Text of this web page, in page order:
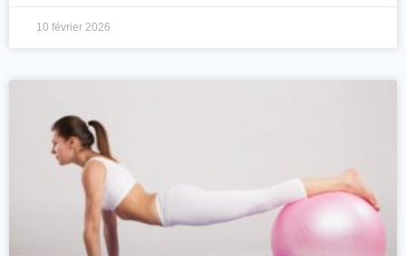
10 février 2026